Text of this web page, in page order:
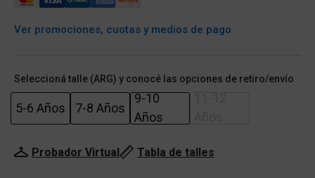
Ver promociones, cuotas y medios de pago
Seleccioná talle (ARG) y conocé las opciones de retiro/envío
5-6 Años 7-8 Años
9-10
Años
Probador Virtual Tabla de talles